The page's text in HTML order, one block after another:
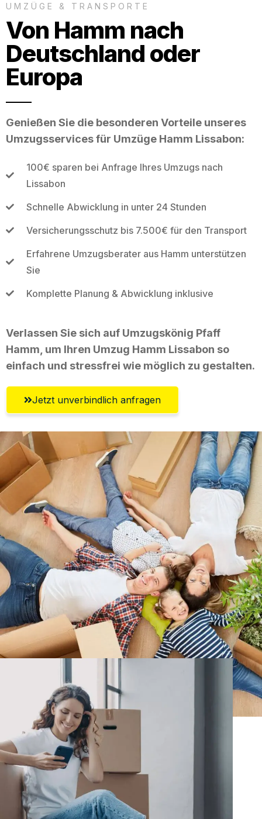
UMZÜGE & TRANSPORTE
Von Hamm nach
Deutschland oder
Europa
Genießen Sie die besonderen Vorteile unseres
Umzugsservices für Umzüge Hamm Lissabon:
100€ sparen bei Anfrage Ihres Umzugs nach
Lissabon
Schnelle Abwicklung in unter 24 Stunden
Versicherungsschutz bis 7.500€ für den Transport
Erfahrene Umzugsberater aus Hamm unterstützen
Sie
Komplette Planung & Abwicklung inklusive
Verlassen Sie sich auf Umzugskönig Pfaff
Hamm, um Ihren Umzug Hamm Lissabon so
einfach und stressfrei wie möglich zu gestalten.
Jetzt unverbindlich anfragen